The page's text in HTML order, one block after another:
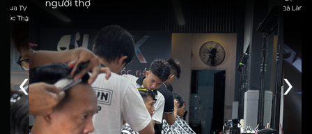
‹ ›